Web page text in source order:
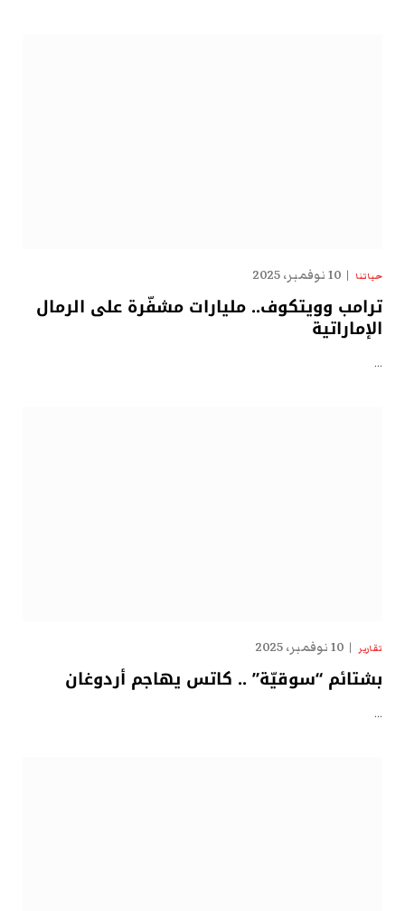
حياتنا 10 نوفمبر، 2025
ترامب وويتكوف.. مليارات مشفّرة على الرمال
الإماراتية
…
تقارير 10 نوفمبر، 2025
بشتائم “سوقيّة” .. كاتس يهاجم أردوغان
…